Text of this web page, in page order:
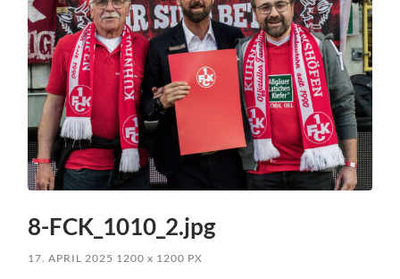
8-FCK_1010_2.jpg
17. APRIL 2025 1200x 1200 PX